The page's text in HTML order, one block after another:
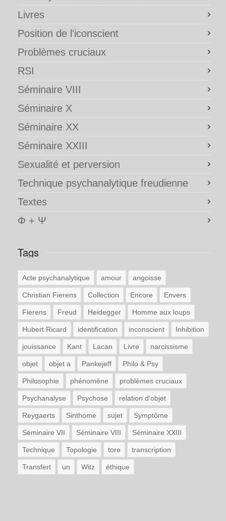
Livres
Position de l'iconscient
Problèmes cruciaux
RSI
Séminaire VIII
Séminaire X
Séminaire XX
Séminaire XXIII
Sexualité et perversion
Technique psychanalytique freudienne
Textes
Φ + Ψ
Tags
Acte psychanalytique amour angoisse
Christian Fierens Collection Encore Envers
Fierens Freud Heidegger Homme aux loups
Hubert Ricard identification inconscient Inhibition
jouissance Kant Lacan Livre narcissisme
objet objet a Pankejeff Philo & Psy
Philosophie phénomène problèmes cruciaux
Psychanalyse Psychose relation d'objet
Reygaerts Sinthome sujet Symptôme
Séminaire VII Séminaire VIII Séminaire XXIII
Technique Topologie tore transcription
Transfert un Witz éthique